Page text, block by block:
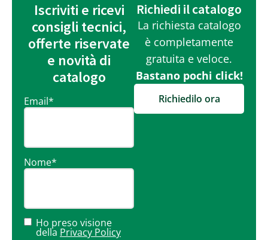
Iscriviti e ricevi
consigli tecnici,
offerte riservate
e novità di
catalogo
Email*
Nome*
Ho preso visione
della Privacy Policy
Richiedi il catalogo
La richiesta catalogo
è completamente
gratuita e veloce.
Bastano pochi click!
Richiedilo ora